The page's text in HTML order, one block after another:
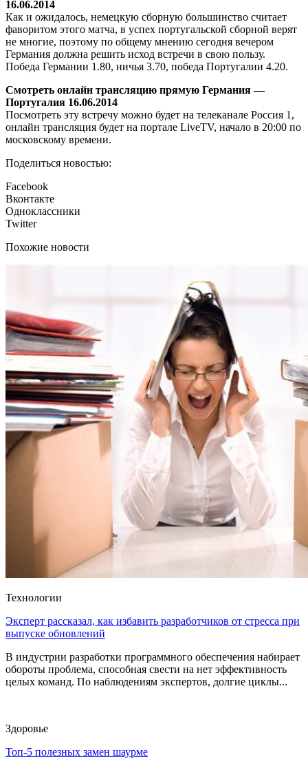
16.06.2014
Как и ожидалось, немецкую сборную большинство считает
фаворитом этого матча, в успех португальской сборной верят
не многие, поэтому по общему мнению сегодня вечером
Германия должна решить исход встречи в свою пользу.
Победа Германии 1.80, ничья 3.70, победа Португалии 4.20.
Смотреть онлайн трансляцию прямую Германия —
Португалия 16.06.2014
Посмотреть эту встречу можно будет на телеканале Россия 1,
онлайн трансляция будет на портале LiveTV, начало в 20:00 по
московскому времени.
Поделиться новостью:
Facebook
Вконтакте
Одноклассники
Twitter
Похожие новости
Технологии
Эксперт рассказал, как избавить разработчиков от стресса при
выпуске обновлений
В индустрии разработки программного обеспечения набирает
обороты проблема, способная свести на нет эффективность
целых команд. По наблюдениям экспертов, долгие циклы...
Здоровье
Топ-5 полезных замен шаурме